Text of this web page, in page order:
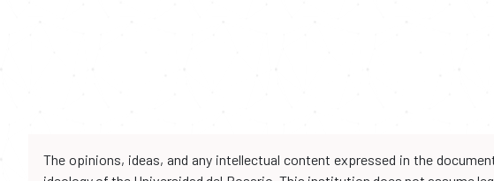
The opinions, ideas, and any intellectual content expressed in the